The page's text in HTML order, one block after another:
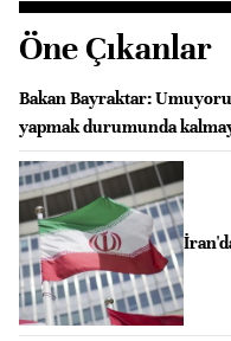
Öne Çıkanlar
Bakan Bayraktar:
yapmak durumunda